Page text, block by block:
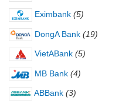
Eximbank (5)
DongA Bank (19)
VietABank (5)
MB Bank (4)
ABBank (3)